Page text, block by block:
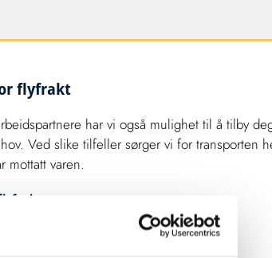
flyfrakt
har vi også mulighet til å tilby
Ved slike tilfeller sørger vi for transporten
mottatt varen.
ekspressoppdrag